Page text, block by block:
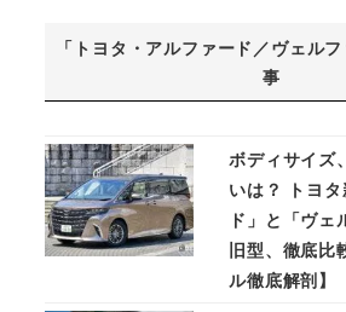
「トヨタ・アルファード／ヴェル
事
ボディサイズ
いは？ トヨ
ド」と「ヴェ
旧型、徹底比
ル徹底解剖】